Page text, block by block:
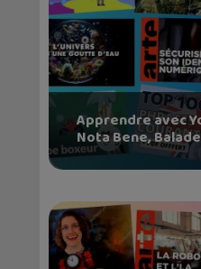
Apprendre avec
Nota Bene,